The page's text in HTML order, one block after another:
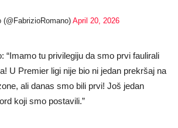
April 20, 2026
“Imamo tu privilegiju da smo prvi faulirali
U Premier ligi nije bio ni jedan prekršaj na
ali danas smo bili prvi! Još jedan
koji smo postavili.”